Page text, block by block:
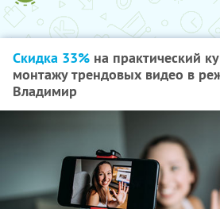
Скидка 33% на практический
монтажу трендовых видео в
Владимир